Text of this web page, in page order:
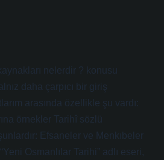
nelerdir ? konusu
daha çarpıcı bir giriş
arasında özellikle şu vardı:
örnekler Tarihî sözlü
Efsaneler ve Menkıbeler
Osmanlılar Tarihi” adlı eseri,